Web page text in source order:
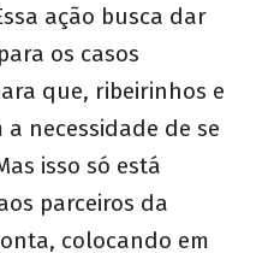
ação busca dar
os casos
que, ribeirinhos e
necessidade de se
isso só está
parceiros da
colocando em